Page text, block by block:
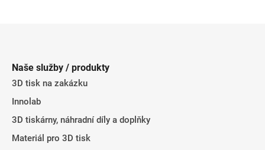
Naše služby / produkty
3D tisk na zakázku
Innolab
3D tiskárny, náhradní díly a doplňky
Materiál pro 3D tisk